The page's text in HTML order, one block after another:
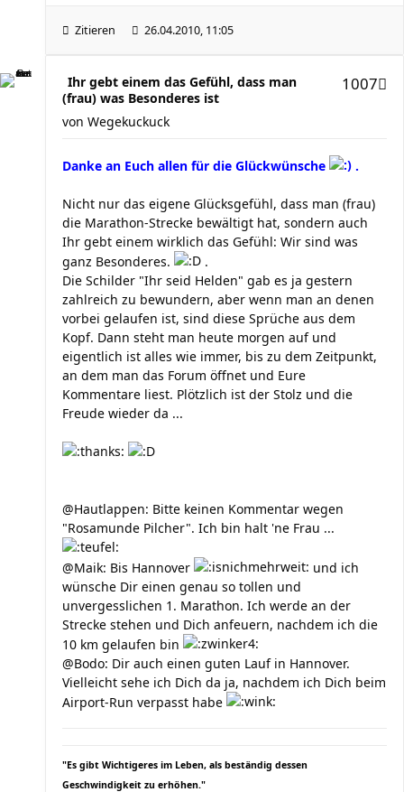
Zitieren 26.04.2010, 11:05
Ihr gebt einem das Gefühl, dass man
(frau) was Besonderes ist
1007
von Wegekuckuck
Danke an Euch allen für die Glückwünsche .
Nicht nur das eigene Glücksgefühl, dass man (frau)
die Marathon-Strecke bewältigt hat, sondern auch
Ihr gebt einem wirklich das Gefühl: Wir sind was
ganz Besonderes.
.
Die Schilder "Ihr seid Helden" gab es ja gestern
zahlreich zu bewundern, aber wenn man an denen
vorbei gelaufen ist, sind diese Sprüche aus dem
Kopf. Dann steht man heute morgen auf und
eigentlich ist alles wie immer, bis zu dem Zeitpunkt,
an dem man das Forum öffnet und Eure
Kommentare liest. Plötzlich ist der Stolz und die
Freude wieder da ...
@Hautlappen: Bitte keinen Kommentar wegen
"Rosamunde Pilcher". Ich bin halt 'ne Frau ...
@Maik: Bis Hannover
und ich
wünsche Dir einen genau so tollen und
unvergesslichen 1. Marathon. Ich werde an der
Strecke stehen und Dich anfeuern, nachdem ich die
10 km gelaufen bin
@Bodo: Dir auch einen guten Lauf in Hannover.
Vielleicht sehe ich Dich da ja, nachdem ich Dich beim
Airport-Run verpasst habe
"Es gibt Wichtigeres im Leben, als beständig dessen
Geschwindigkeit zu erhöhen."